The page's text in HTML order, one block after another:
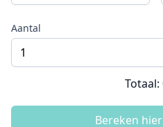
Aantal
Totaal:
Bereken